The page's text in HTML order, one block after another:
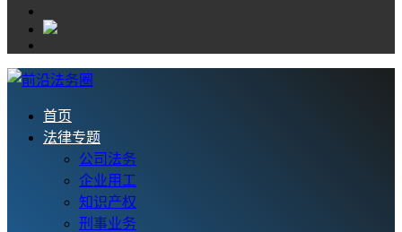
首页
法律专题
公司法务
企业用工
知识产权
刑事业务